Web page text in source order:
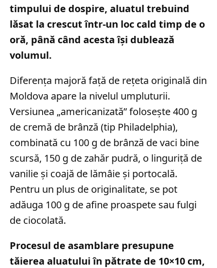
timpului de dospire, aluatul trebuind
lăsat la crescut într-un loc cald timp de o
oră, până când acesta își dublează
volumul.
Diferența majoră față de rețeta originală din
Moldova apare la nivelul umpluturii.
Versiunea „americanizată” folosește 400 g
de cremă de brânză (tip Philadelphia),
combinată cu 100 g de brânză de vaci bine
scursă, 150 g de zahăr pudră, o linguriță de
vanilie și coajă de lămâie și portocală.
Pentru un plus de originalitate, se pot
adăuga 100 g de afine proaspete sau fulgi
de ciocolată.
Procesul de asamblare presupune
tăierea aluatului în pătrate de 10×10 cm,